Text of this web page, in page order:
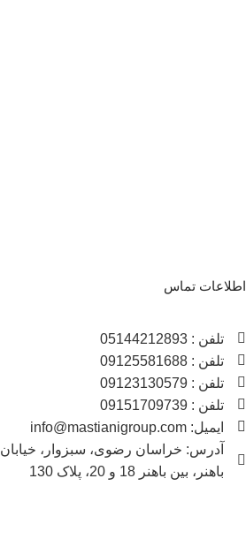
اطلاعات تماس
تلفن : 05144212893
تلفن : 09125581688
تلفن : 09123130579
تلفن : 09151709739
ایمیل: info@mastianigroup.com
آدرس: خراسان رضوی، سبزوار، خیابان
باهنر، بین باهنر 18 و 20، پلاک 130